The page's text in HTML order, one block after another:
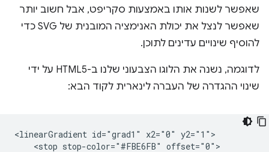
שאפשר לשנות אותו באמצעות סקריפט, אבל חשוב יותר
שאפשר לנצל את יכולת האנימציה המובנית של SVG כדי
להוסיף שינויים עדינים לתוכן.
לדוגמה, נשנה את הלוגו הצבעוני שלנו ב-HTML5 על ידי
שינוי ההגדרה של העברה לינארית לקוד הבא:
<linearGradient id="grad1" x2="0" y2="1">
    <stop stop-color="#FBE6FB" offset="0">